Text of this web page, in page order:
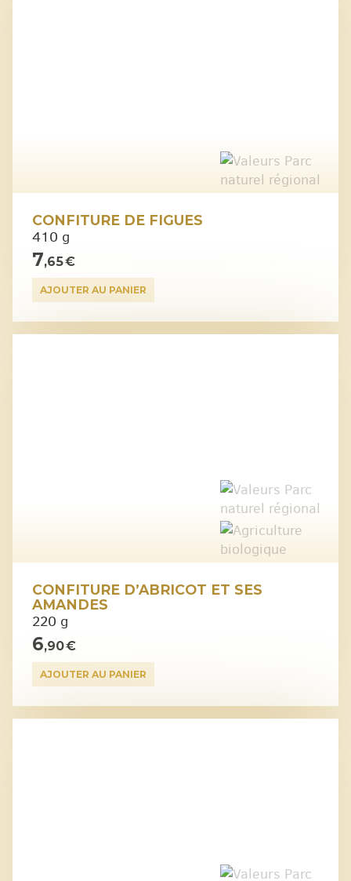
CONFITURE DE FIGUES
410 g
7,65 €
AJOUTER AU PANIER
CONFITURE D’ABRICOT ET SES
AMANDES
220 g
6,90 €
AJOUTER AU PANIER